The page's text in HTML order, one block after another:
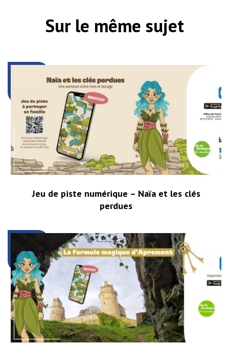
Sur le même sujet
Jeu de piste numérique – Naïa et les clés
perdues